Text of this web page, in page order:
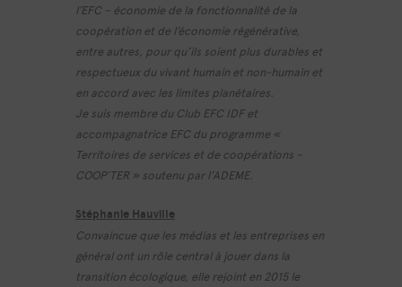
l’EFC – économie de la fonctionnalité de la
coopération et de l’économie régénérative,
entre autres, pour qu’ils soient plus durables et
respectueux du vivant humain et non-humain et
en accord avec les limites planétaires.
Je suis membre du Club EFC IDF et
accompagnatrice EFC du programme «
Territoires de services et de coopérations -
COOP’TER » soutenu par l’ADEME.
Stéphanie Hauville
Convaincue que les médias et les entreprises en
général ont un rôle central à jouer dans la
transition écologique, elle rejoint en 2015 le